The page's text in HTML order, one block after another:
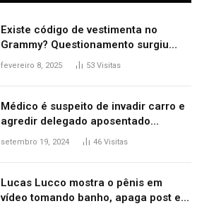
Existe código de vestimenta no
Grammy? Questionamento surgiu
após Bianca Censori, mulher de
fevereiro 8, 2025 53 Visitas
Médico é suspeito de invadir carro e
agredir delegado aposentado
durante confusão no trânsito
setembro 19, 2024 46 Visitas
Lucas Lucco mostra o pênis em
vídeo tomando banho, apaga post e